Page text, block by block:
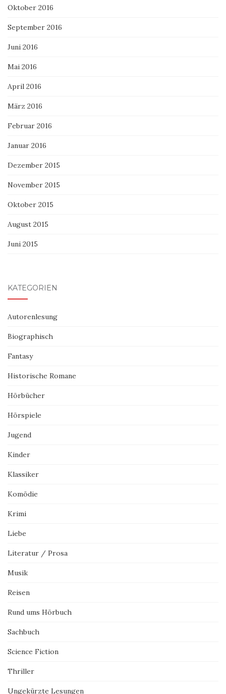
Oktober 2016
September 2016
Juni 2016
Mai 2016
April 2016
März 2016
Februar 2016
Januar 2016
Dezember 2015
November 2015
Oktober 2015
August 2015
Juni 2015
KATEGORIEN
Autorenlesung
Biographisch
Fantasy
Historische Romane
Hörbücher
Hörspiele
Jugend
Kinder
Klassiker
Komödie
Krimi
Liebe
Literatur / Prosa
Musik
Reisen
Rund ums Hörbuch
Sachbuch
Science Fiction
Thriller
Ungekürzte Lesungen